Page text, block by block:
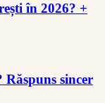
în 2026? +
Răspuns sincer